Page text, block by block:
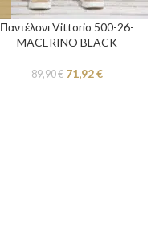
Παντέλονι Vittorio 500-26-
MACERINO BLACK
89,90€ 71,92€